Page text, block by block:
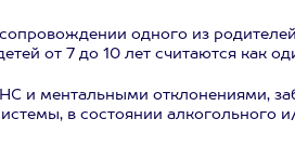
одного из
от 7 до 10 лет считаются как
и ментальными отклонениями,
в состоянии алкогольного